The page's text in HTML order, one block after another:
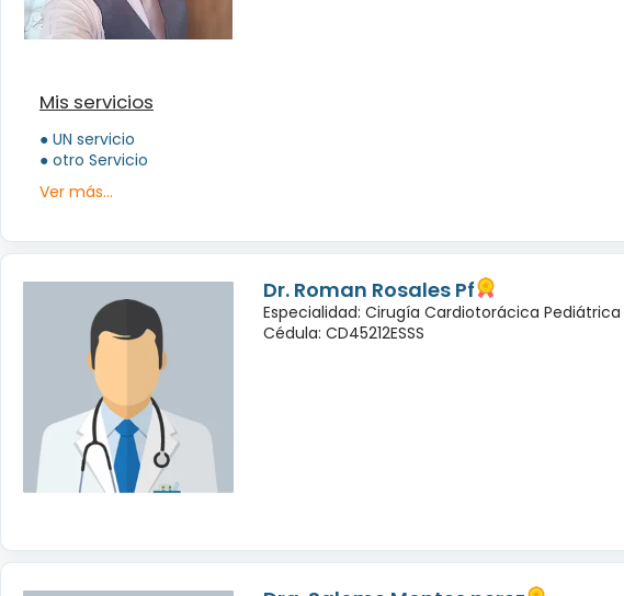
Mis servicios
● UN servicio
● otro Servicio
Ver más...
Dr. Roman Rosales Pf
Especialidad: Cirugía Cardiotorácica Pediátrica
Cédula: CD45212ESSS